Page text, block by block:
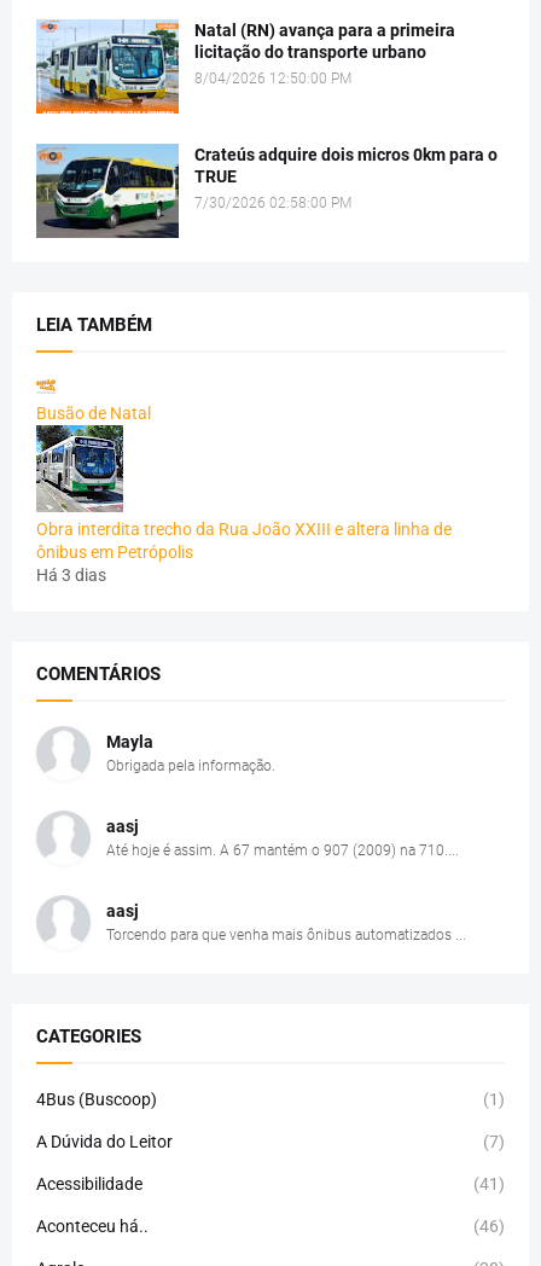
Natal (RN) avança para a primeira
licitação do transporte urbano
8/04/2026 12:50:00 PM
Crateús adquire dois micros 0km para o
TRUE
7/30/2026 02:58:00 PM
LEIA TAMBÉM
Busão de Natal
Obra interdita trecho da Rua João XXIII e altera linha de
ônibus em Petrópolis
Há 3 dias
COMENTÁRIOS
Mayla
Obrigada pela informação.
aasj
Até hoje é assim. A 67 mantém o 907 (2009) na 710....
aasj
Torcendo para que venha mais ônibus automatizados ...
CATEGORIES
4Bus (Buscoop) (1)
A Dúvida do Leitor (7)
Acessibilidade (41)
Aconteceu há.. (46)